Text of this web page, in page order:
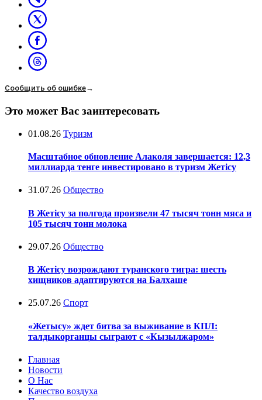
Сообщить об ошибке→
Это может Вас заинтересовать
01.08.26 Туризм
Масштабное обновление Алаколя завершается: 12,3
миллиарда тенге инвестировано в туризм Жетісу
31.07.26 Общество
В Жетісу за полгода произвели 47 тысяч тонн мяса и
105 тысяч тонн молока
29.07.26 Общество
В Жетісу возрождают туранского тигра: шесть
хищников адаптируются на Балхаше
25.07.26 Спорт
«Жетысу» ждет битва за выживание в КПЛ:
талдыкорганцы сыграют с «Кызылжаром»
Главная
Новости
О Нас
Качество воздуха